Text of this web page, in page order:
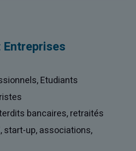
Etudiants
bancaires, retraités
start-up, associations,